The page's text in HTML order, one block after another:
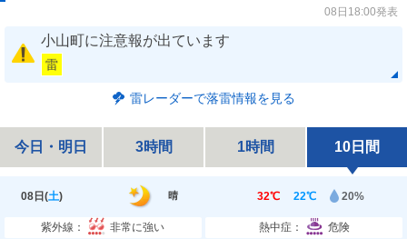
08日18:00発表
小山町に注意報が出ています
雷
雷レーダーで落雷情報を見る
今日・明日 3時間 1時間 10日間
08日(土) 晴 32℃ 22℃ 20%
紫外線： 非常に強い 熱中症： 危険